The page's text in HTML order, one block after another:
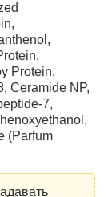
Protein,
Ceramide NP,
7,
(Parfum